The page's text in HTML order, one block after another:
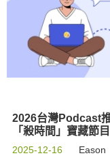
2026台灣Podcast
「殺時間」寶藏節目
2025-12-16 Eason